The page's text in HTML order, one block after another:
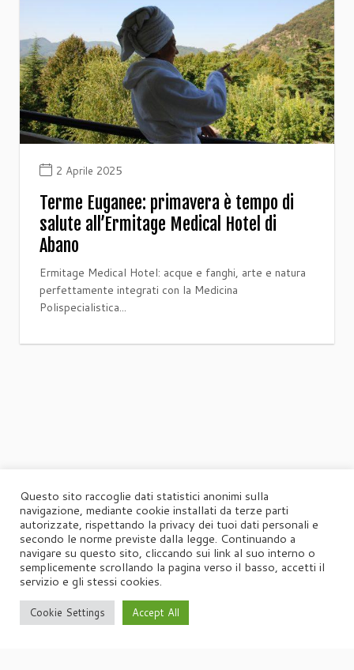
2 Aprile 2025
Terme Euganee: primavera è tempo di
salute all’Ermitage Medical Hotel di
Abano
Ermitage Medical Hotel: acque e fanghi, arte e natura
perfettamente integrati con la Medicina
Polispecialistica...
·© 2026Agorà·Powered by ·Designed con il
Questo sito raccoglie dati statistici anonimi sulla
navigazione, mediante cookie installati da terze parti
autorizzate, rispettando la privacy dei tuoi dati personali e
secondo le norme previste dalla legge. Continuando a
navigare su questo sito, cliccando sui link al suo interno o
semplicemente scrollando la pagina verso il basso, accetti il
servizio e gli stessi cookies.
Cookie Settings Accept All